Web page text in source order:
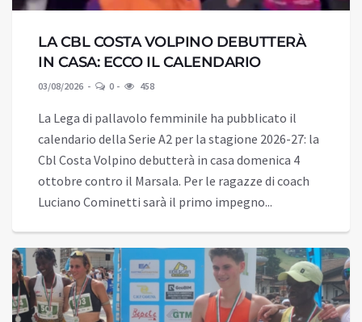
LA CBL COSTA VOLPINO DEBUTTERÀ
IN CASA: ECCO IL CALENDARIO
03/08/2026 0 458
La Lega di pallavolo femminile ha pubblicato il
calendario della Serie A2 per la stagione 2026-27: la
Cbl Costa Volpino debutterà in casa domenica 4
ottobre contro il Marsala. Per le ragazze di coach
Luciano Cominetti sarà il primo impegno...